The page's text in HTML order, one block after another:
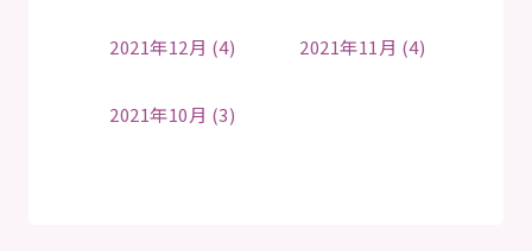
2021年12月 (4) 2021年11月 (4)
2021年10月 (3)